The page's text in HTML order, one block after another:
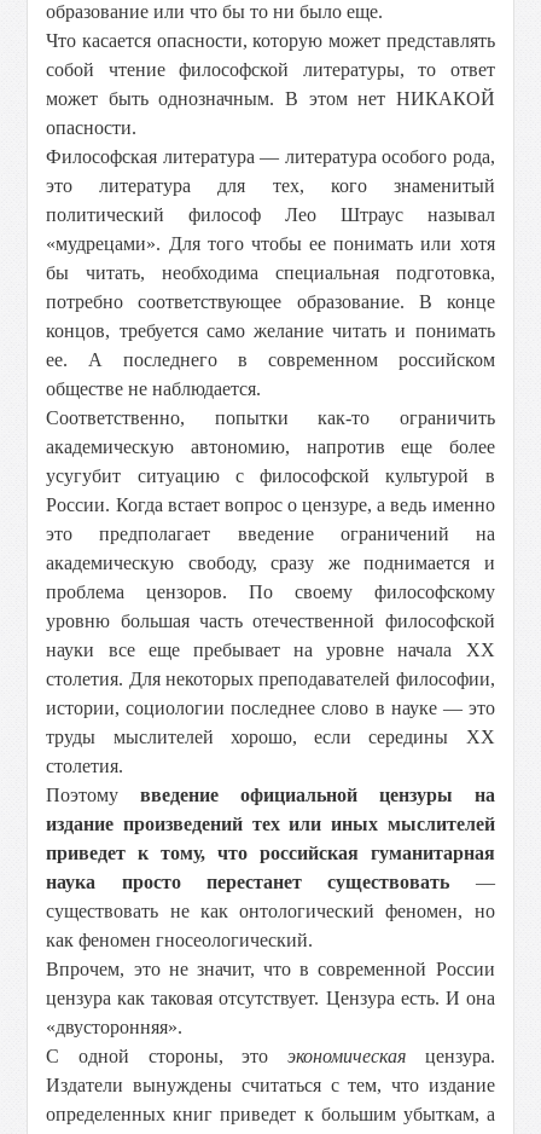
образование или что бы то ни было еще.
Что касается опасности, которую может представлять
собой чтение философской литературы, то ответ
может быть однозначным. В этом нет НИКАКОЙ
опасности.
Философская литература — литература особого рода,
это литература для тех, кого знаменитый
политический философ Лео Штраус называл
«мудрецами». Для того чтобы ее понимать или хотя
бы читать, необходима специальная подготовка,
потребно соответствующее образование. В конце
концов, требуется само желание читать и понимать
ее. А последнего в современном российском
обществе не наблюдается.
Соответственно, попытки как-то ограничить
академическую автономию, напротив еще более
усугубит ситуацию с философской культурой в
России. Когда встает вопрос о цензуре, а ведь именно
это предполагает введение ограничений на
академическую свободу, сразу же поднимается и
проблема цензоров. По своему философскому
уровню большая часть отечественной философской
науки все еще пребывает на уровне начала XX
столетия. Для некоторых преподавателей философии,
истории, социологии последнее слово в науке — это
труды мыслителей хорошо, если середины XX
столетия.
Поэтомувведение официальной цензуры на
издание произведений тех или иных мыслителей
приведет к тому, что российская гуманитарная
наука просто перестанет существовать —
существовать не как онтологический феномен, но
как феномен гносеологический.
Впрочем, это не значит, что в современной России
цензура как таковая отсутствует. Цензура есть. И она
«двусторонняя».
С одной стороны, это экономическаяцензура.
Издатели вынуждены считаться с тем, что издание
определенных книг приведет к большим убыткам, а